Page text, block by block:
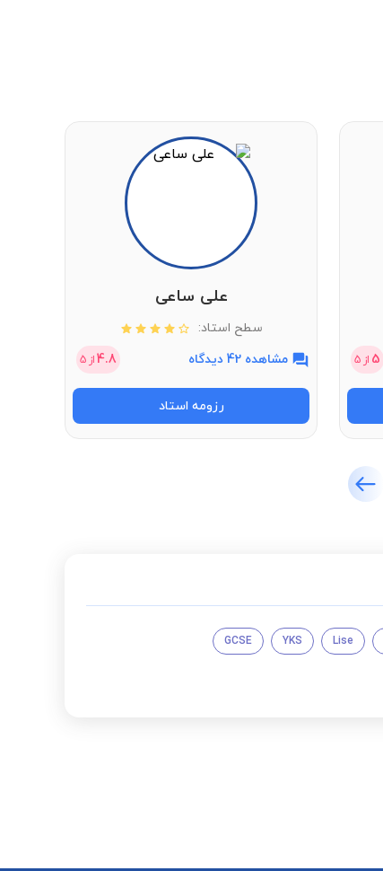
5 از 5
علی ساعی
سطح استاد:
مشاهده 42 دیدگاه
4.8از 5
رزومه استاد
Lise
YKS
GCSE